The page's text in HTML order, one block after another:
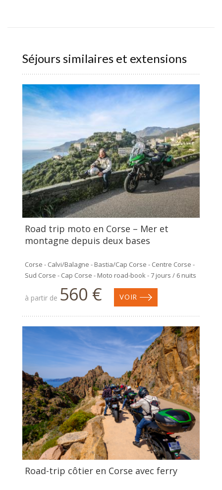
Séjours similaires et extensions
Road trip moto en Corse – Mer et
montagne depuis deux bases
Corse - Calvi/Balagne - Bastia/Cap Corse - Centre Corse -
Sud Corse - Cap Corse - Moto road-book - 7 jours / 6 nuits
à partir de 560 € VOIR
Road-trip côtier en Corse avec ferry